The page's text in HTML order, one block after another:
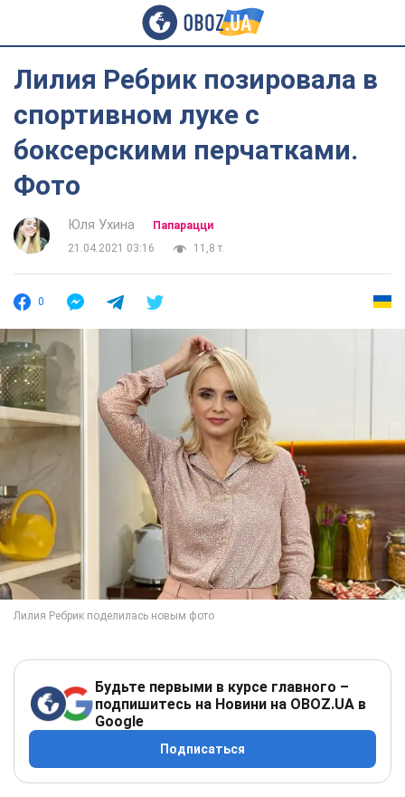
Лилия Ребрик позировала в
спортивном луке с
боксерскими перчатками.
Фото
Юля Ухина
Папарацци
21.04.2021 03:16
11,8 т.
0
Будьте первыми в курсе главного –
подпишитесь на Новини на OBOZ.UA в
Google
Подписаться